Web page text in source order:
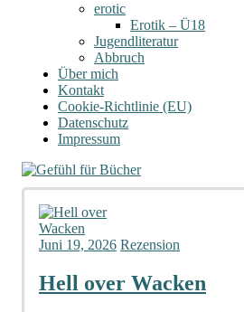
erotic
Erotik – Ü18
Jugendliteratur
Abbruch
Über mich
Kontakt
Cookie-Richtlinie (EU)
Datenschutz
Impressum
Juni 19, 2026 Rezension
Hell over Wacken